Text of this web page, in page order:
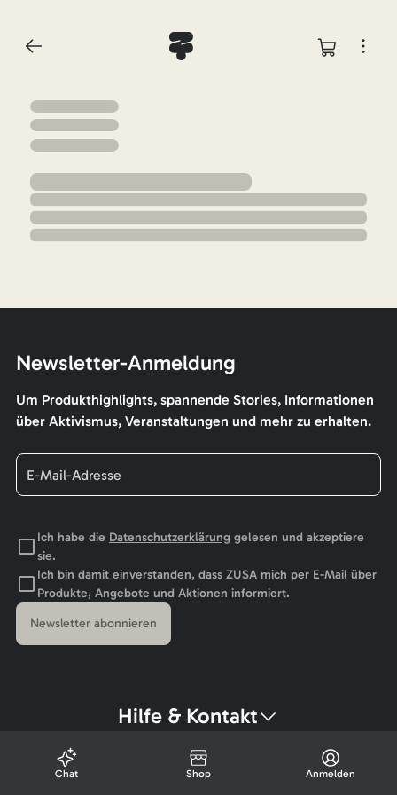
Newsletter-Anmeldung
Um Produkthighlights, spannende Stories, Informationen
über Aktivismus, Veranstaltungen und mehr zu erhalten.
Ich habe die Datenschutzerklärunggelesen und akzeptiere
sie.
Ich bin damit einverstanden, dass ZUSA mich per E-Mail über
Produkte, Angebote und Aktionen informiert.
Newsletter abonnieren
Hilfe & Kontakt
Chat Shop Anmelden